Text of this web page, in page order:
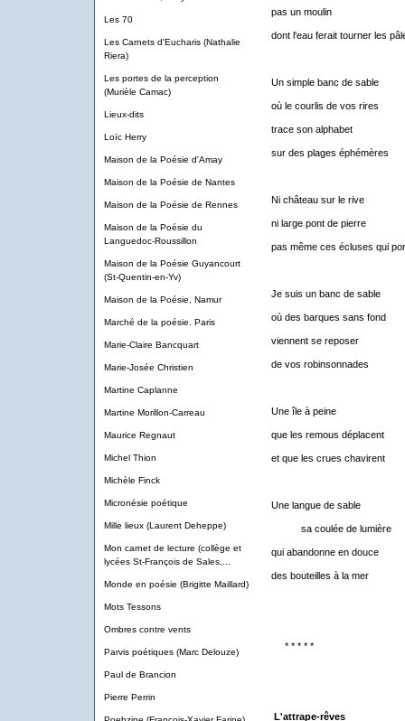
Les 70
Les Carnets d'Eucharis (Nathalie
Riera)
Les portes de la perception
(Murièle Camac)
Lieux-dits
Loïc Herry
Maison de la Poésie d'Amay
Maison de la Poésie de Nantes
Maison de la Poésie de Rennes
Maison de la Poésie du
Languedoc-Roussillon
Maison de la Poésie Guyancourt
(St-Quentin-en-Yv)
Maison de la Poésie, Namur
Marché de la poésie. Paris
Marie-Claire Bancquart
Marie-Josée Christien
Martine Caplanne
Martine Morillon-Carreau
Maurice Regnaut
Michel Thion
Michèle Finck
Micronésie poétique
Mille lieux (Laurent Deheppe)
Mon carnet de lecture (collège et
lycées St-François de Sales,...
Monde en poésie (Brigitte Maillard)
Mots Tessons
Ombres contre vents
Parvis poétiques (Marc Delouze)
Paul de Brancion
Pierre Perrin
pas un moulin
dont l'eau ferait tourner les
Un simple banc de sable
où le courlis de vos rires
trace son alphabet
sur des plages éphémères
Ni château sur le rive
ni large pont de pierre
pas même ces écluses qui
Je suis un banc de sable
où des barques sans fond
viennent se reposer
de vos robinsonnades
Une île à peine
que les remous déplacent
et que les crues chavirent
Une langue de sable
sa coulée de lumière
qui abandonne en douce
des bouteilles à la mer
* * * * *
L'attrape-rêves